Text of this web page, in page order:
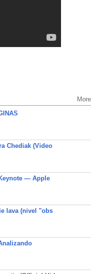
More
Chediak (Video
— Apple
lava (nivel "obs